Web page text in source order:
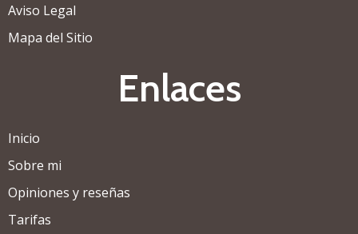
Aviso Legal
Mapa del Sitio
Enlaces
Inicio
Sobre mi
Opiniones y reseñas
Tarifas